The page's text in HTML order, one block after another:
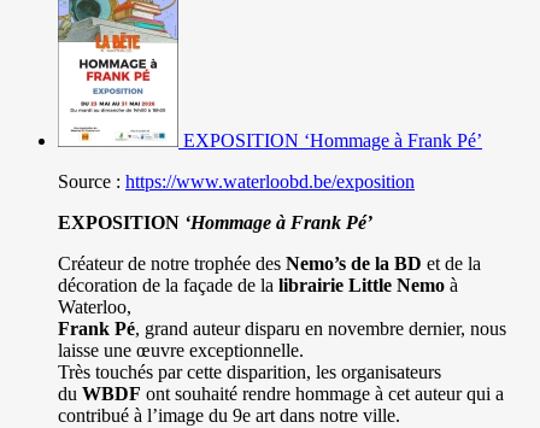
EXPOSITION ‘Hommage à Frank Pé’
Source : https://www.waterloobd.be/exposition
EXPOSITION ‘Hommage à Frank Pé’
Créateur de notre trophée des Nemo’s de la BD et de la
décoration de la façade de la librairie Little Nemo à
Waterloo,
Frank Pé, grand auteur disparu en novembre dernier, nous
laisse une œuvre exceptionnelle.
Très touchés par cette disparition, les organisateurs
du WBDF ont souhaité rendre hommage à cet auteur qui a
contribué à l’image du 9e art dans notre ville.